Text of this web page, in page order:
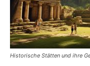
Historische Stätten und ihre